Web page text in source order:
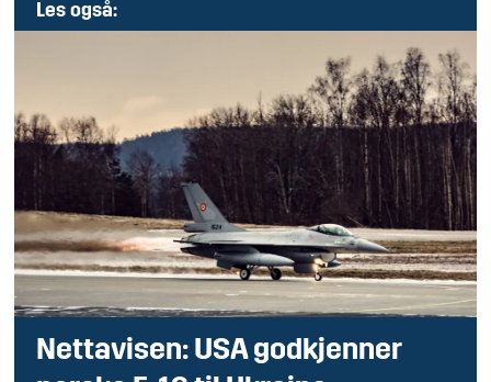
Les også:
Nettavisen: USA godkjenner